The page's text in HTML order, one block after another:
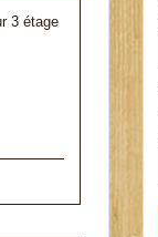
3 étage